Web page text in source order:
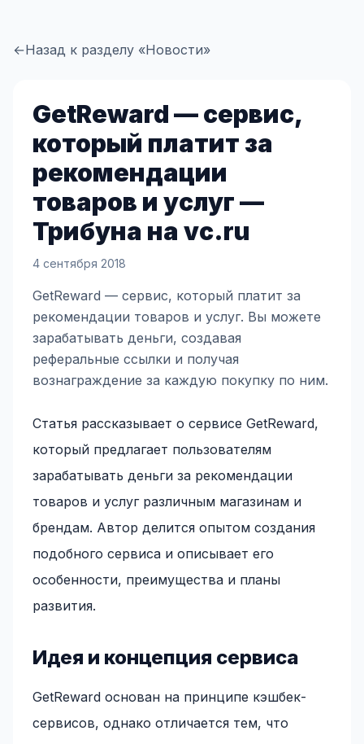
←Назад к разделу «Новости»
GetReward — сервис,
который платит за
рекомендации
товаров и услуг —
Трибуна на vc.ru
4 сентября 2018
GetReward — сервис, который платит за
рекомендации товаров и услуг. Вы можете
зарабатывать деньги, создавая
реферальные ссылки и получая
вознаграждение за каждую покупку по ним.
Статья рассказывает о сервисе GetReward,
который предлагает пользователям
зарабатывать деньги за рекомендации
товаров и услуг различным магазинам и
брендам. Автор делится опытом создания
подобного сервиса и описывает его
особенности, преимущества и планы
развития.
Идея и концепция сервиса
GetReward основан на принципе кэшбек-
сервисов, однако отличается тем, что